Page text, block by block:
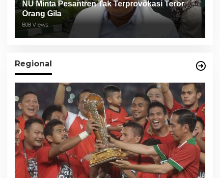
NU Minta Pesantren Tak Terprovokasi Teror
Orang Gila
808 Views
Regional